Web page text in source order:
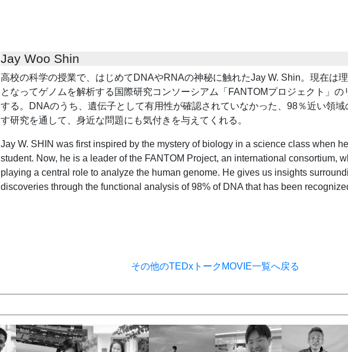
Jay Woo Shin
高校の科学の授業で、はじめてDNAやRNAの神秘に触れたJay W. Shin。現在は
となってゲノムを解析する国際研究コンソーシアム「FANTOMプロジェクト」の
する。DNAのうち、遺伝子として有用性が確認されていなかった、98％近い領
す研究を通して、身近な問題にも気付きを与えてくれる。
Jay W. SHIN was first inspired by the mystery of biology in a science class when
student. Now, he is a leader of the FANTOM Project, an international consortium,
playing a central role to analyze the human genome. He gives us insights
discoveries through the functional analysis of 98% of DNA that has been
その他のTEDxトークMOVIE一覧へ戻る